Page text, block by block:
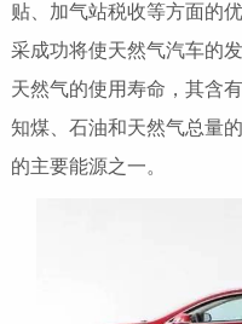
贴、加气站税收等方面的
采成功将使天然气汽车的
天然气的使用寿命，其含
知煤、石油和天然气总量
的主要能源之一。